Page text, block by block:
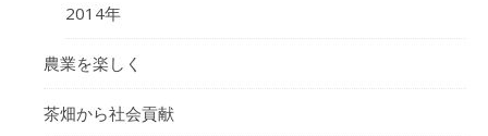
2014年
農業を楽しく
茶畑から社会貢献